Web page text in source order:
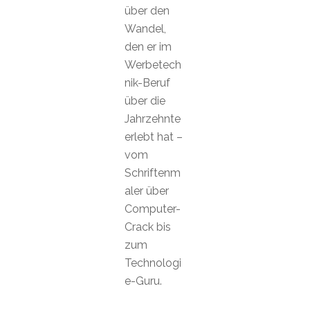
über den
Wandel,
den er im
Werbetech
nik-Beruf
über die
Jahrzehnte
erlebt hat –
vom
Schriftenm
aler über
Computer-
Crack bis
zum
Technologi
e-Guru.